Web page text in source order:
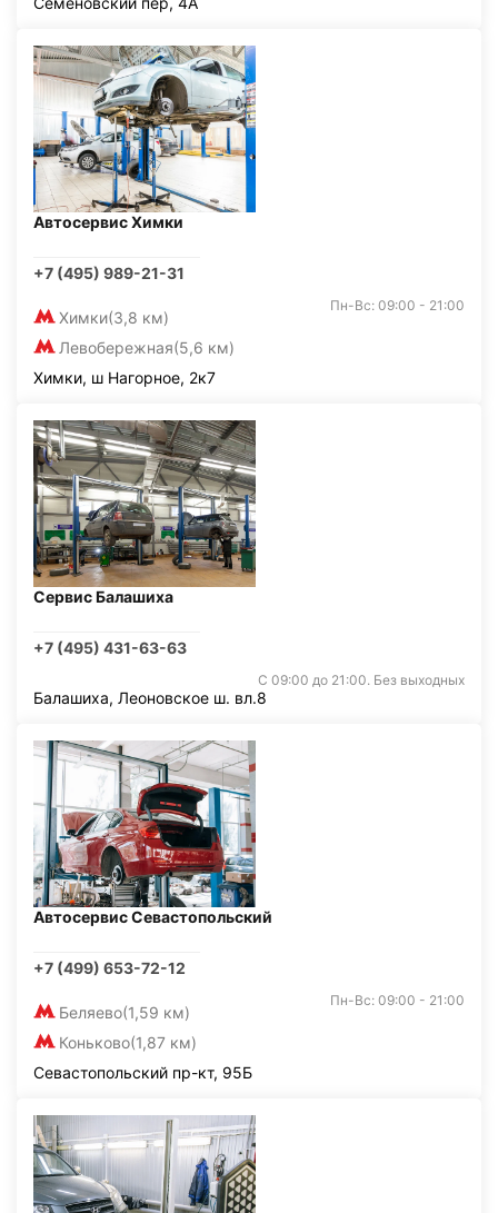
Автосервис Химки
+7 (495) 989-21-31
Химки(3,8 км)
Левобережная(5,6 км)
Пн-Вс: 09:00 - 21:00
Химки, ш Нагорное, 2к7
Сервис Балашиха
+7 (495) 431-63-63
С 09:00 до 21:00. Без выходных
Балашиха, Леоновское ш. вл.8
Автосервис Севастопольский
+7 (499) 653-72-12
Беляево(1,59 км)
Коньково(1,87 км)
Пн-Вс: 09:00 - 21:00
Севастопольский пр-кт, 95Б